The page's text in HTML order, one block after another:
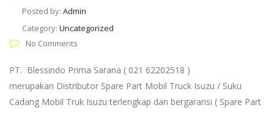
Posted by: Admin
Category: Uncategorized
No Comments
PT. Blessindo Prima Sarana ( 021 62202518 )
merupakan Distributor Spare Part Mobil Truck Isuzu / Suku
Cadang Mobil Truk Isuzu terlengkap dan bergaransi ( Spare Part